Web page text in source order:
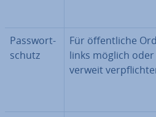
Pass­wort­
schutz
Für öf­fent­li­che
links möglich
ver­weit